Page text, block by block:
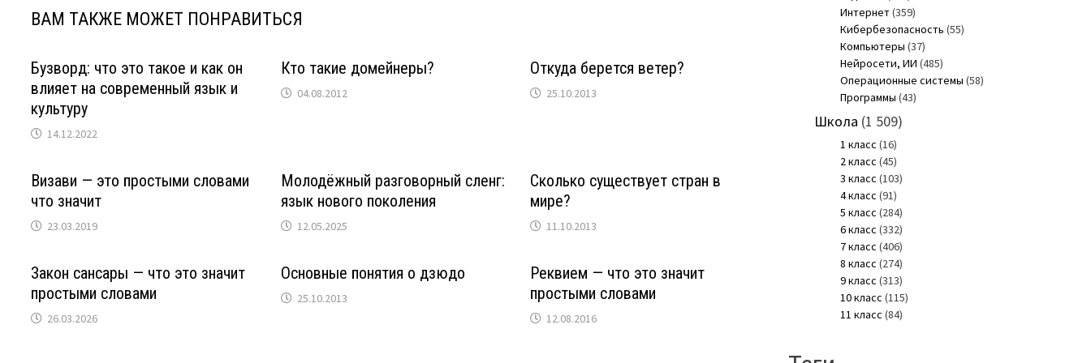
ВАМ ТАКЖЕ МОЖЕТ ПОНРАВИТЬСЯ
Бузворд: что это такое и как он
влияет на современный язык и
культуру
14.12.2022
Кто такие домейнеры?
04.08.2012
Откуда берется ветер?
25.10.2013
Визави — это простыми словами
что значит
23.03.2019
Молодёжный разговорный сленг:
язык нового поколения
12.05.2025
Сколько существует стран в
мире?
11.10.2013
Закон сансары — что это значит
простыми словами
26.03.2026
Основные понятия о дзюдо
25.10.2013
Реквием — что это значит
простыми словами
12.08.2016
Интернет(359)
Кибербезопасность (55)
Компьютеры (37)
Нейросети, ИИ (485)
Операционные системы (58)
Программы (43)
Школа (1 509)
1 класс (16)
2 класс (45)
3 класс (103)
4 класс (91)
5 класс (284)
6 класс (332)
7 класс (406)
8 класс (274)
9 класс (313)
10 класс (115)
11 класс (84)